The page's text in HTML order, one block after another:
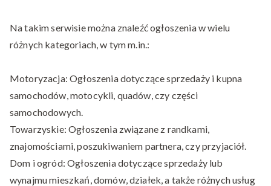
Na takim serwisie można znaleźć ogłoszenia w wielu
różnych kategoriach, w tym m.in.:
Motoryzacja: Ogłoszenia dotyczące sprzedaży i kupna
samochodów, motocykli, quadów, czy części
samochodowych.
Towarzyskie: Ogłoszenia związane z randkami,
znajomościami, poszukiwaniem partnera, czy przyjaciół.
Dom i ogród: Ogłoszenia dotyczące sprzedaży lub
wynajmu mieszkań, domów, działek, a także różnych usług